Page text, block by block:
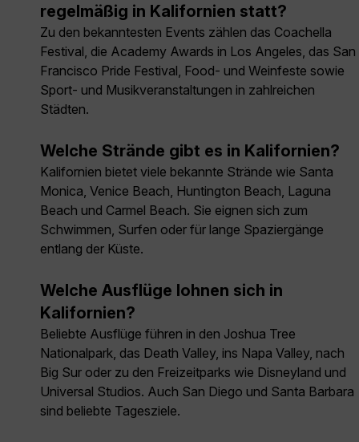
regelmäßig in Kalifornien statt?
Zu den bekanntesten Events zählen das Coachella
Festival, die Academy Awards in Los Angeles, das San
Francisco Pride Festival, Food- und Weinfeste sowie
Sport- und Musikveranstaltungen in zahlreichen
Städten.
Welche Strände gibt es in Kalifornien?
Kalifornien bietet viele bekannte Strände wie Santa
Monica, Venice Beach, Huntington Beach, Laguna
Beach und Carmel Beach. Sie eignen sich zum
Schwimmen, Surfen oder für lange Spaziergänge
entlang der Küste.
Welche Ausflüge lohnen sich in
Kalifornien?
Beliebte Ausflüge führen in den Joshua Tree
Nationalpark, das Death Valley, ins Napa Valley, nach
Big Sur oder zu den Freizeitparks wie Disneyland und
Universal Studios. Auch San Diego und Santa Barbara
sind beliebte Tagesziele.